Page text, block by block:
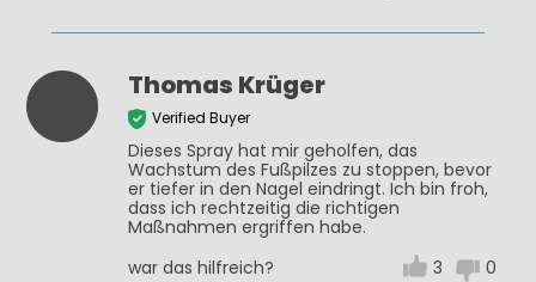
Thomas Krüger
Verified Buyer
Dieses Spray hat mir geholfen, das
Wachstum des Fußpilzes zu stoppen, bevor
er tiefer in den Nagel eindringt. Ich bin froh,
dass ich rechtzeitig die richtigen
Maßnahmen ergriffen habe.
war das hilfreich?
3 0